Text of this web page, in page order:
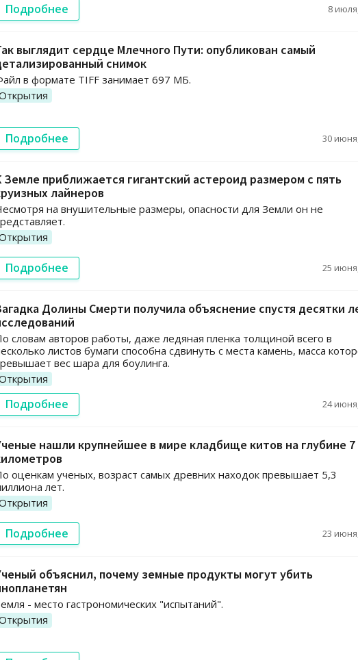
Подробнее 8
выглядит сердце Млечного Пути: опубликован самый
снимок
в формате TIFF занимает 697 МБ.
Подробнее 30
Земле приближается гигантский астероид размером с пять
лайнеров
на внушительные размеры, опасности для Земли он не
Подробнее 25
Долины Смерти получила объяснение спустя десятки
словам авторов работы, даже ледяная пленка толщиной всего в
листов бумаги способна сдвинуть с места камень, масса
вес шара для боулинга.
Подробнее 24
нашли крупнейшее в мире кладбище китов на глубине 7
оценкам ученых, возраст самых древних находок превышает 5,3
лет.
Подробнее 23
объяснил, почему земные продукты могут убить
- место гастрономических "испытаний".